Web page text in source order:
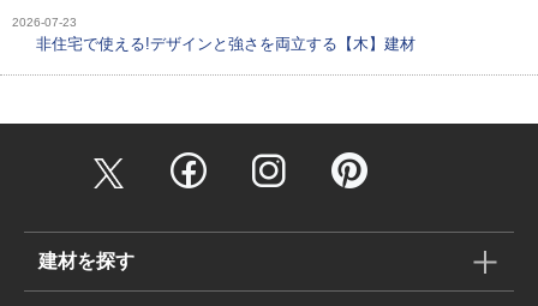
2026-07-23
非住宅で使える!デザインと強さを両立する【木】建材
建材を探す